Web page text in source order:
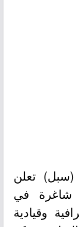
(سبل) تعلن
شاغرة في
وقيادية